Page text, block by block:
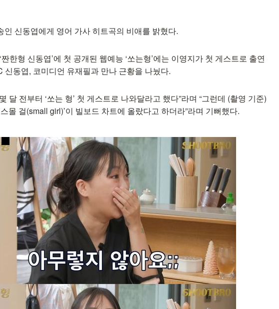
인 신동엽에게 영어 가사 히트곡의 비애를 밝혔다.
한형 신동엽’에 첫 공개된 웹예능 ‘쏘는형’에는 이영지가 첫 게스트로 출연
신동엽, 코미디언 유재필과 만나 근황을 나눴다.
달 전부터 ‘쏘는 형’ 첫 게스트로 나와달라고 했다”라며 “그런데 (촬영 기준)
몰 걸(small girl)’이 빌보드 차트에 올랐다고 하더라”라며 기뻐했다.